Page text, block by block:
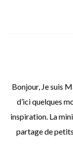
Bonjour, Je suis
d’ici quelques
inspiration. La
partage de